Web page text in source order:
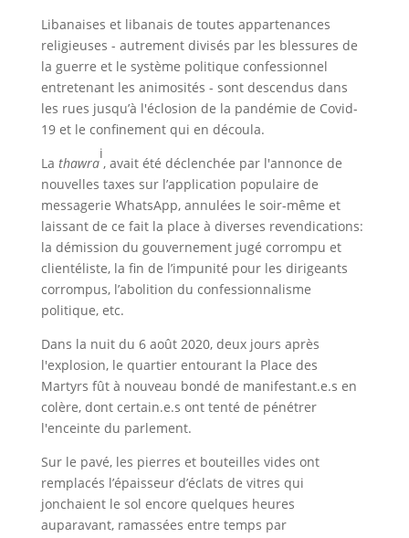
Libanaises et libanais de toutes appartenances
religieuses - autrement divisés par les blessures de
la guerre et le système politique confessionnel
entretenant les animosités - sont descendus dans
les rues jusqu’à l'éclosion de la pandémie de Covid-
19 et le confinement qui en découla.
La thawra
i
, avait été déclenchée par l'annonce de
nouvelles taxes sur l’application populaire de
messagerie WhatsApp, annulées le soir-même et
laissant de ce fait la place à diverses revendications:
la démission du gouvernement jugé corrompu et
clientéliste, la fin de l’impunité pour les dirigeants
corrompus, l’abolition du confessionnalisme
politique, etc.
Dans la nuit du 6 août 2020, deux jours après
l'explosion, le quartier entourant la Place des
Martyrs fût à nouveau bondé de manifestant.e.s en
colère, dont certain.e.s ont tenté de pénétrer
l'enceinte du parlement.
Sur le pavé, les pierres et bouteilles vides ont
remplacés l’épaisseur d’éclats de vitres qui
jonchaient le sol encore quelques heures
auparavant, ramassées entre temps par